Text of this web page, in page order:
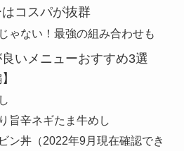
コスパが抜群
ゃない！最強の組み合わせも
いメニューおすすめ3選
旨辛ネギたま牛めし
ン丼（2022年9月現在確認でき